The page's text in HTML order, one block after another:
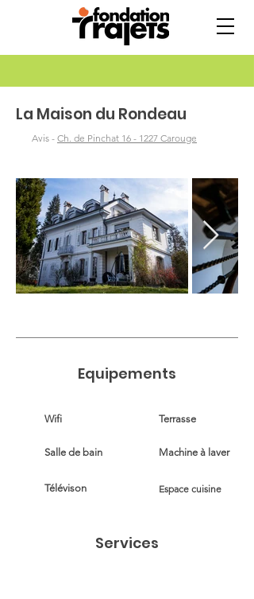
La Maison du Rondeau
Avis - Ch. de Pinchat 16 - 1227 Carouge
Equipements
Wifi
Salle de bain
Télévison
Terrasse
Machine à laver
Espace cuisine
Services